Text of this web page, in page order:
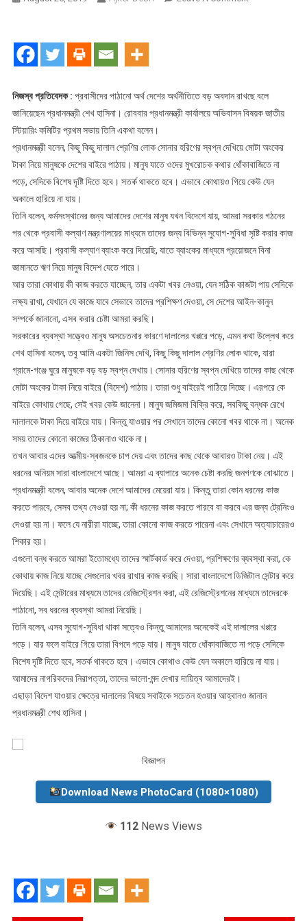
নিজস্ব প্রতিবেদক : প্রবাসীদের পাঠানো অর্থ দেশের অর্থনীতিতে বড় অবদান রাখছে বলে
জানিয়েছেন প্রধানমন্ত্রী শেখ হাসিনা। রোববার প্রধানমন্ত্রী কার্যালয়ে অভিবাসন বিষয়ক জাতীয়
স্টিয়ারিং কমিটির প্রথম সভায় তিনি একথা বলেন।
প্রধানমন্ত্রী বলেন, কিছু কিছু দালাল শ্রেণির লোক সোনার হরিণের স্বপ্ন দেখিয়ে মোটা অংকের
টাকা নিয়ে মানুষকে দেশের বাইরে পাঠায়। মানুষ যাতে ওদের মুখরোচক কথার ধোঁকাবাজিতে না
পড়ে, সেদিকে বিশেষ দৃষ্টি দিতে হবে। সতর্ক থাকতে হবে। এভাবে কোথায়ও গিয়ে কেউ যেন
অকালে হারিয়ে না যায়।
তিনি বলেন, কর্মসংস্থানের জন্য আমাদের দেশের মানুষ যখন বিদেশে যায়, আমরা সরকার গঠনের
পর থেকে প্রবাসী কল্যাণ মন্ত্রণালয়ের মাধ্যমে তাদের জন্য বিভিন্ন সুযোগ-সুবিধা সৃষ্টি করার কাজ
করে আসছি। প্রবাসী কল্যাণ ব্যাংক করে দিয়েছি, যাতে ব্যাংকের মাধ্যমে প্রয়োজনে বিনা
জামানতে ঋণ নিয়ে মানুষ বিদেশ যেতে পারে।
আর তারা কোথায় কী কাজ করতে যাচ্ছেন, তার একটা খবর নেওয়া, যেন সঠিক কাজটা পায় সেদিকে
লক্ষ্য রাখা, যেখানে যে কাজে যাবে সেভাবে তাদের প্রশিক্ষণ দেওয়া, সে দেশের আইন-কানুন
সম্পর্কে জানানো, এসব করার চেষ্টা আমরা করছি।
সরকারের ব্যবস্থা সত্ত্বেও মানুষ অসচেতনার কারণে দালালের খপ্পরে পড়ে, এমন কথা উল্লেখ করে
শেখ হাসিনা বলেন, তবু আমি একটা জিনিস দেখি, কিছু কিছু দালাল শ্রেণির লোক থাকে, যারা
গ্রামে-গঞ্জে ঘুরে মানুষকে বড় বড় স্বপ্ন দেখায়। সোনার হরিণের স্বপ্ন দেখিয়ে তাদের কাছ থেকে
মোটা অংকের টাকা নিয়ে বাইরে (বিদেশ) পাঠায়। তারা শুধু বাইরেই পাঠিয়ে দিচ্ছে। এরপরে কে
বাইরে কোথায় গেছে, সেই খবর কেউ জানেনা। মানুষ জমিজমা বিক্রি করে, সবকিছু বন্ধক রেখে
দালালকে টাকা দিয়ে বাইরে যায়। কিন্তু যাওয়ার পর সেখানে তাদের কোনো খবর থাকে না। অনেক
সময় তাদের কোনো কাজের ঠিকানাও থাকে না।
তখন আবার এদের আত্মীয়-স্বজনকে চাপ দেয় এবং তাদের কাছ থেকে আবারও টাকা নেয়। এই
ধরনের অনিয়ম সারা বাংলাদেশে আছে। আমরা এ ব্যাপারে অনেক চেষ্টা করছি জনগণকে বোঝাতে।
প্রধানমন্ত্রী বলেন, আবার অনেক দেশে আমাদের মেয়েরা যায়। কিন্তু তারা কোন ধরনের কাজ
করতে পারবে, সেসব তথ্য নেওয়া হয় না; কী ধরনের কাজ করতে পারবে বা করবে এর জন্য ট্রেনিংও
দেওয়া হয় না। ফলে যে নারীরা যাচ্ছে, তারা কোনো কাজ করতে পারেনা এবং সেখানে অত্যাচারেরও
শিকার হয়।
এগুলো বন্ধ করতে আমরা ইতোমধ্যে তাদের স্মার্টকার্ড করে দেওয়া, প্রশিক্ষণের ব্যবস্থা করা, কে
কোথায় কাজ নিয়ে যাচ্ছে সেগুলোর খবর রাখার কাজ করছি। সারা বাংলাদেশে ডিজিটাল সেন্টার করে
দিয়েছি। এই সেন্টারের মাধ্যমে তাদের রেজিস্ট্রেশন করা, এই রেজিস্ট্রেশনের মাধ্যমে তাদেরকে
পাঠানো, সব ধরনের ব্যবস্থা আমরা নিয়েছি।
তিনি বলেন, এসব সুযোগ-সুবিধা থাকা সত্বেও কিন্তু আমাদের অনেকেই এই দালালের খপ্পরে
পড়ে। যার ফলে বাইরে গিয়ে তারা বিপদে পড়ে যায়। মানুষ যাতে ধোঁকাবাজিতে না পড়ে সেদিকে
বিশেষ দৃষ্টি দিতে হবে, সতর্ক থাকতে হবে। এভাবে কোথাও কেউ যেন অকালে হারিয়ে না যায়।
আমাদের নাগরিকদের নিরাপত্তা, তাদের ভালো-মন্দ দেখার দায়িত্ব আমাদেরই।
এছাড়া বিদেশ যাওয়ার ক্ষেত্রে দালালের বিষয়ে সবাইকে সচেতন হওয়ার আহ্বানও জানান
প্রধানমন্ত্রী শেখ হাসিনা।
বিজ্ঞাপন
Download News PhotoCard (1080×1080)
112 News Views